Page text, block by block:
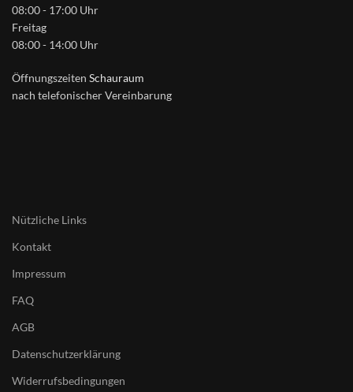
08:00 - 17:00 Uhr
Freitag
08:00 - 14:00 Uhr
Öffnungszeiten Schauraum
nach telefonischer Vereinbarung
Nützliche Links
Kontakt
Impressum
FAQ
AGB
Datenschutzerklärung
Widerrufsbedingungen